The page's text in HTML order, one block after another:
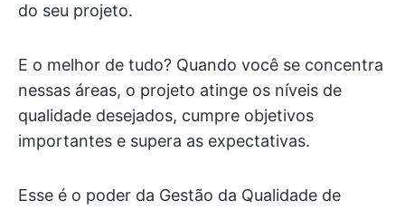
do seu projeto.
E o melhor de tudo? Quando você se concentra
nessas áreas, o projeto atinge os níveis de
qualidade desejados, cumpre objetivos
importantes e supera as expectativas.
Esse é o poder da Gestão da Qualidade de